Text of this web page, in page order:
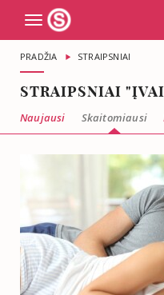
Toggle
navigation
PRADŽIA STRAIPSNIAI
STRAIPSNIAI
Naujausi Skaitomiausi